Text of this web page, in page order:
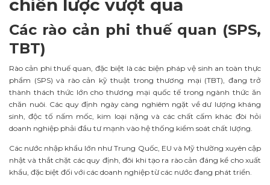
chiến lược vượt qua
Các rào cản phi thuế quan (SPS,
TBT)
Rào cản phi thuế quan, đặc biệt là các biện pháp vệ sinh an toàn thực
phẩm (SPS) và rào cản kỹ thuật trong thương mại (TBT), đang trở
thành thách thức lớn cho thương mại quốc tế trong ngành thức ăn
chăn nuôi. Các quy định ngày càng nghiêm ngặt về dư lượng kháng
sinh, độc tố nấm mốc, kim loại nặng và các chất cấm khác đòi hỏi
doanh nghiệp phải đầu tư mạnh vào hệ thống kiểm soát chất lượng.
Các nước nhập khẩu lớn như Trung Quốc, EU và Mỹ thường xuyên cập
nhật và thắt chặt các quy định, đôi khi tạo ra rào cản đáng kể cho xuất
khẩu, đặc biệt đối với các doanh nghiệp từ các nước đang phát triển.